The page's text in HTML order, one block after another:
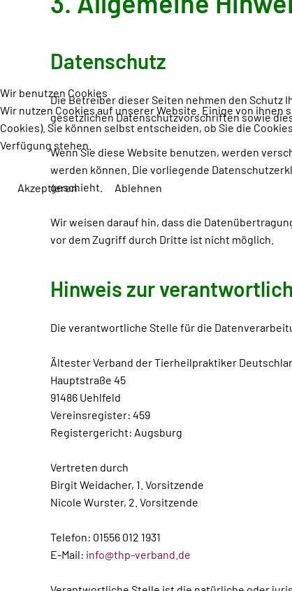
Datenschutz
Die Betreiber dieser Seiten nehmen den Schutz
gesetzlichen Datenschutzvorschriften sowie
Wenn Sie diese Website benutzen, werden
werden können. Die vorliegende
geschieht.
Wir weisen darauf hin, dass die
vor dem Zugriff durch Dritte ist nicht möglich.
Hinweis zur
Die verantwortliche Stelle für die
Ältester Verband der Tierheilpraktiker
Hauptstraße 45
91486 Uehlfeld
Vereinsregister: 459
Registergericht: Augsburg
Vertreten durch
Birgit Weidacher, 1. Vorsitzende
Nicole Wurster, 2. Vorsitzende
Telefon: 01556 012 1931
E-Mail: info@thp-verband.de
Wir benutzen Cookies
Wir nutzen Cookies auf unserer Website. Einige von
Cookies). Sie können selbst entscheiden, ob Sie die
Verfügung stehen.
Akzeptieren
Ablehnen